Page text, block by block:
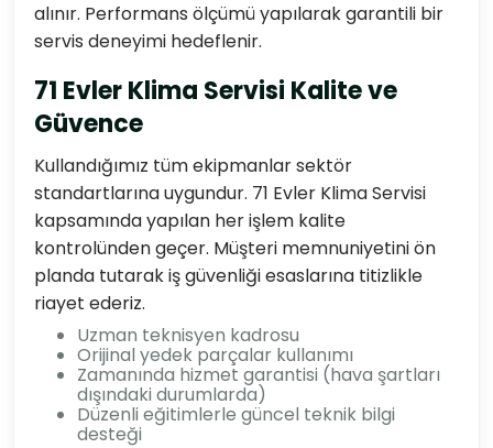
alınır. Performans ölçümü yapılarak garantili bir
servis deneyimi hedeflenir.
71 Evler Klima Servisi Kalite ve
Güvence
Kullandığımız tüm ekipmanlar sektör
standartlarına uygundur. 71 Evler Klima Servisi
kapsamında yapılan her işlem kalite
kontrolünden geçer. Müşteri memnuniyetini ön
planda tutarak iş güvenliği esaslarına titizlikle
riayet ederiz.
Uzman teknisyen kadrosu
Orijinal yedek parçalar kullanımı
Zamanında hizmet garantisi (hava şartları
dışındaki durumlarda)
Düzenli eğitimlerle güncel teknik bilgi
desteği